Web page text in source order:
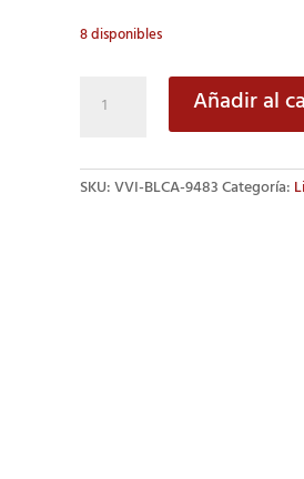
8 disponibles
cantidad
Añadir al
SKU:VVI-BLCA-9483Categoría: